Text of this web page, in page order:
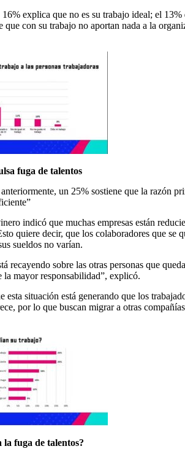
explica que no es su trabajo ideal; el
que con su trabajo no aportan nada a la
fuga de talentos
un 25% sostiene que la razón
indicó que muchas empresas están
quiere decir, que los colaboradores que se
sueldos no varían.
recayendo sobre las otras personas que
la mayor responsabilidad”, explicó.
esta situación está generando que los
por lo que buscan migrar a otras
la fuga de talentos?